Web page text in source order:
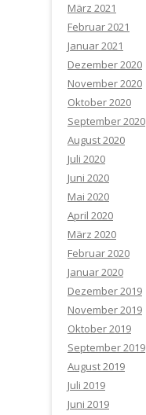
März 2021
Februar 2021
Januar 2021
Dezember 2020
November 2020
Oktober 2020
September 2020
August 2020
Juli 2020
Juni 2020
Mai 2020
April 2020
März 2020
Februar 2020
Januar 2020
Dezember 2019
November 2019
Oktober 2019
September 2019
August 2019
Juli 2019
Juni 2019